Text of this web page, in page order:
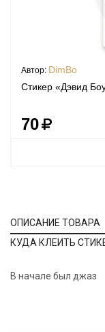
Автор: DimBo
Стикер «Дэвид
70
ОПИСАНИЕ ТОВАРА
КУДА КЛЕИТЬ
В начале был джаз